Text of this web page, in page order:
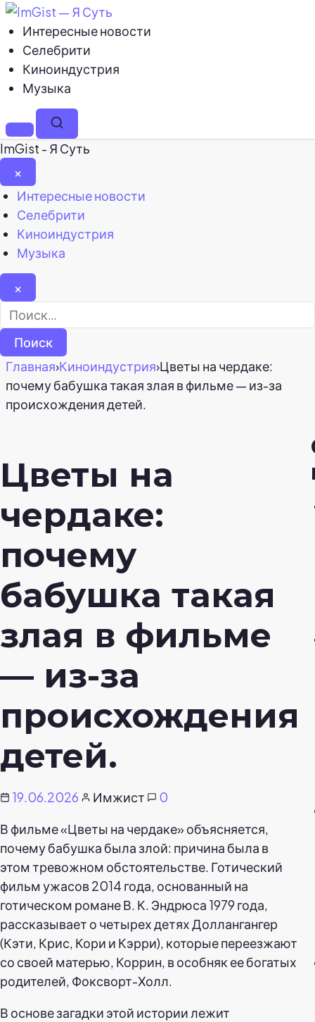
Интересные новости
Селебрити
Киноиндустрия
Музыка
МенюПоиск
ImGist - Я Суть
×
Закрыть
меню
Интересные новости
Селебрити
Киноиндустрия
Музыка
×
Найти:
Главная›Киноиндустрия›Цветы на чердаке:
почему бабушка такая злая в фильме — из-за
происхождения детей.
Цветы на
чердаке:
почему
бабушка такая
злая в фильме
— из-за
происхождения
детей.
19.06.2026 Имжист
0
В фильме «Цветы на чердаке» объясняется,
почему бабушка была злой: причина была в
этом тревожном обстоятельстве. Готический
фильм ужасов 2014 года, основанный на
готическом романе В. К. Эндрюса 1979 года,
рассказывает о четырех детях Доллангангер
(Кэти, Крис, Кори и Кэрри), которые переезжают
со своей матерью, Коррин, в особняк ее богатых
родителей, Фоксворт-Холл.
В основе загадки этой истории лежит